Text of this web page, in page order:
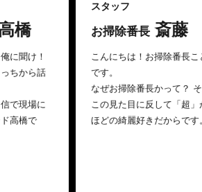
お掃除番長斎藤
こんにちは！お掃除番長こと斎藤
なぜお掃除番長かって？ それは、
この見た目に反して「超」がつく
ほどの綺麗好きだからです。